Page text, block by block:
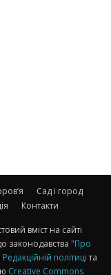
Сад і город
Контакти
вміст на сайті
законодавства "Про
Редакційній політиціта
Creative Commons